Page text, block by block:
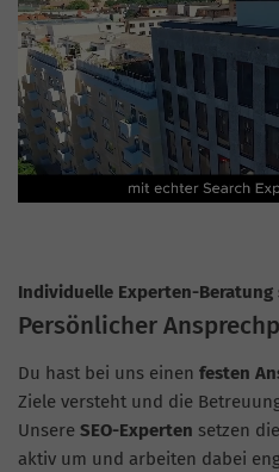
Individuelle Experten-Beratung
Persönlicher
Du hast bei uns einen festen
Ziele versteht und die
Unsere SEO-Experten setzen
aktiv um und arbeiten dabei